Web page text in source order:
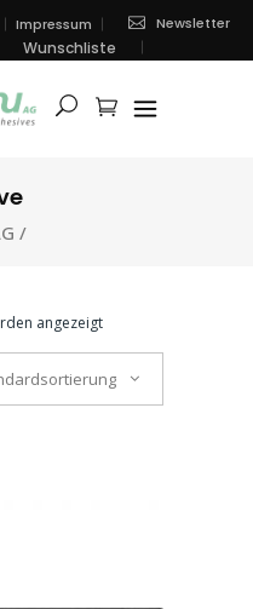
Impressum Newsletter
Wunschliste
/
angezeigt